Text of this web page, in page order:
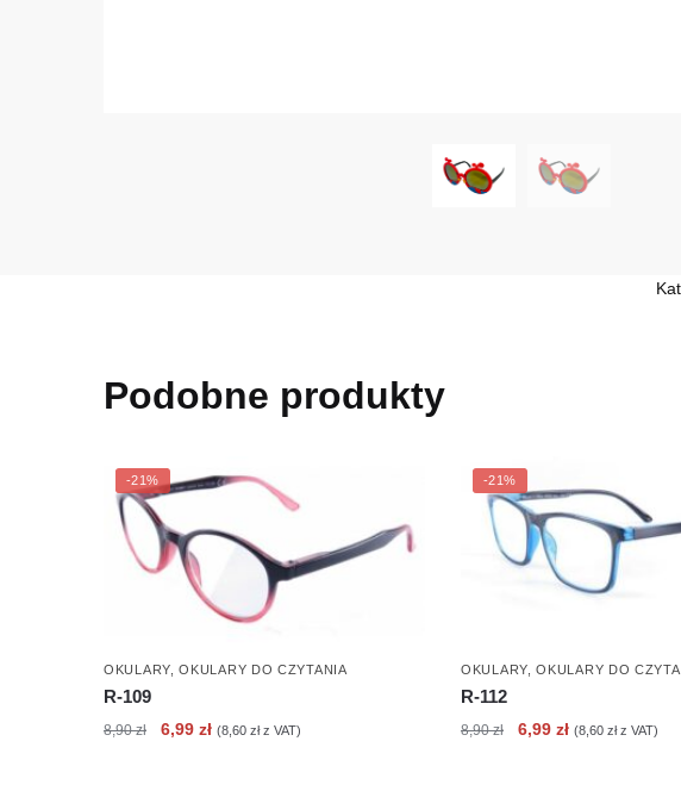
Podobne produkty
-21%
OKULARY,OKULARY DO CZYTANIA
R-109
8,90zł
Pierwotna
6,99złAktualna
(8,60złz VAT)
-21%
OKULARY,OKULARY DO
R-112
8,90zł
Pierwotna
6,99 złAktualna
(8,60 złz VAT)